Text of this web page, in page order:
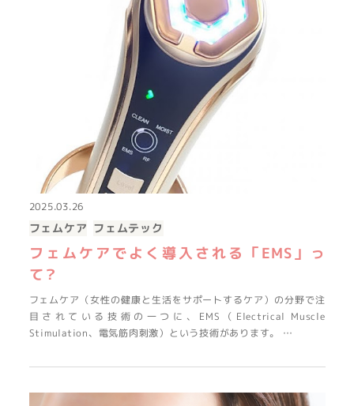
2025.03.26
フェムケア フェムテック
フェムケアでよく導入される「EMS」っ
て？
フェムケア（女性の健康と生活をサポートするケア）の分野で注
目されている技術の一つに、EMS（Electrical Muscle
Stimulation、電気筋肉刺激）という技術があります。 …